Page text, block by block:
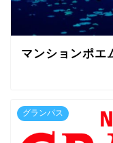
マンションポ
グランパス